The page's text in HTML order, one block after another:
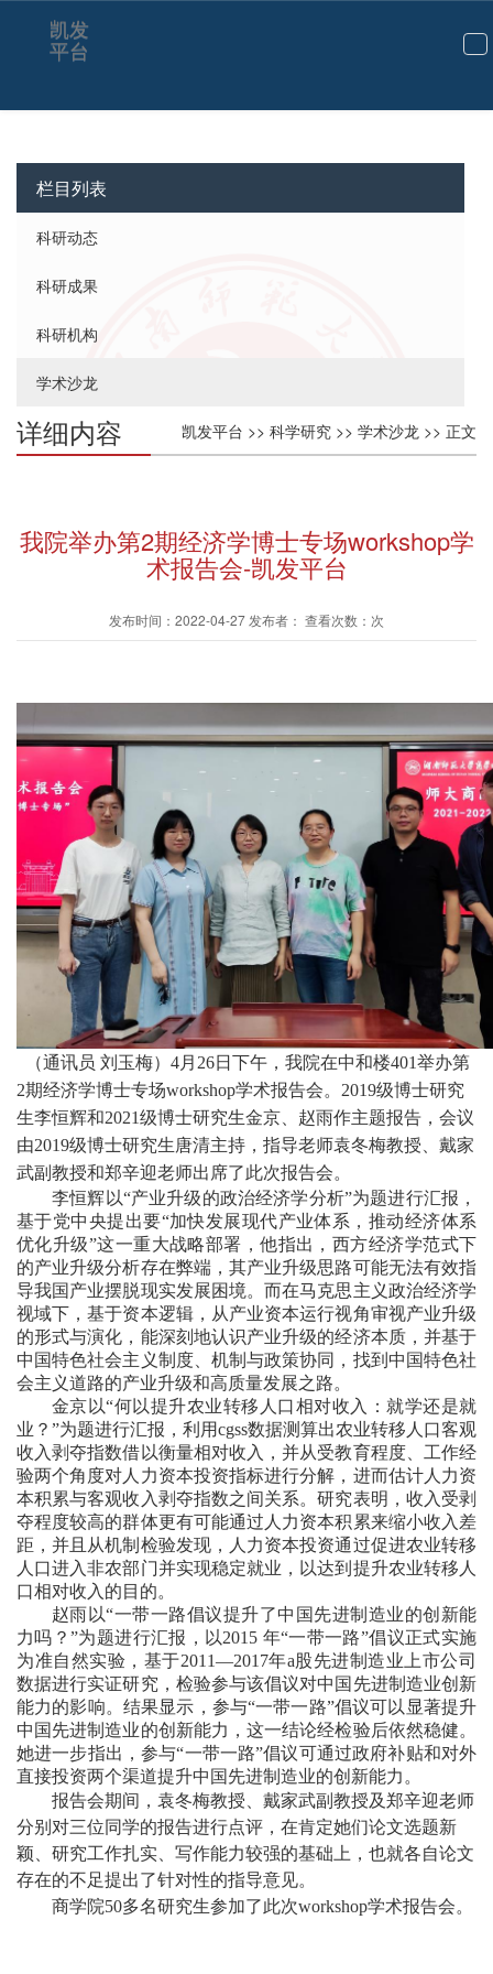
切
航
凯发
平台
栏目列表
科研动态
科研成果
科研机构
学术沙龙
凯发平台 >> 科学研究 >> 学术沙龙 >> 正文
详细内容
我院举办第2期经济学博士专场workshop学
术报告会-凯发平台
发布时间：2022-04-27 发布者： 查看次数：次
（通讯员 刘玉梅）4月26日下午，我院在中和楼401举办第
2期经济学博士专场workshop学术报告会。2019级博士研究
生李恒辉和2021级博士研究生金京、赵雨作主题报告，会议
由2019级博士研究生唐清主持，指导老师袁冬梅教授、戴家
武副教授和郑辛迎老师出席了此次报告会。
李恒辉以“产业升级的政治经济学分析”为题进行汇报，
基于党中央提出要“加快发展现代产业体系，推动经济体系
优化升级”这一重大战略部署，他指出，西方经济学范式下
的产业升级分析存在弊端，其产业升级思路可能无法有效指
导我国产业摆脱现实发展困境。而在马克思主义政治经济学
视域下，基于资本逻辑，从产业资本运行视角审视产业升级
的形式与演化，能深刻地认识产业升级的经济本质，并基于
中国特色社会主义制度、机制与政策协同，找到中国特色社
会主义道路的产业升级和高质量发展之路。
金京以“何以提升农业转移人口相对收入：就学还是就
业？”为题进行汇报，利用cgss数据测算出农业转移人口客观
收入剥夺指数借以衡量相对收入，并从受教育程度、工作经
验两个角度对人力资本投资指标进行分解，进而估计人力资
本积累与客观收入剥夺指数之间关系。研究表明，收入受剥
夺程度较高的群体更有可能通过人力资本积累来缩小收入差
距，并且从机制检验发现，人力资本投资通过促进农业转移
人口进入非农部门并实现稳定就业，以达到提升农业转移人
口相对收入的目的。
赵雨以“一带一路倡议提升了中国先进制造业的创新能
力吗？”为题进行汇报，以2015 年“一带一路”倡议正式实施
为准自然实验，基于2011—2017年a股先进制造业上市公司
数据进行实证研究，检验参与该倡议对中国先进制造业创新
能力的影响。结果显示，参与“一带一路”倡议可以显著提升
中国先进制造业的创新能力，这一结论经检验后依然稳健。
她进一步指出，参与“一带一路”倡议可通过政府补贴和对外
直接投资两个渠道提升中国先进制造业的创新能力。
报告会期间，袁冬梅教授、戴家武副教授及郑辛迎老师
分别对三位同学的报告进行点评，在肯定她们论文选题新
颖、研究工作扎实、写作能力较强的基础上，也就各自论文
存在的不足提出了针对性的指导意见。
商学院50多名研究生参加了此次workshop学术报告会。